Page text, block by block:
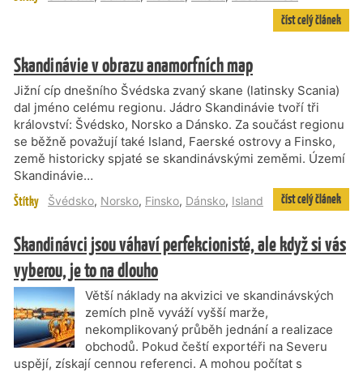
číst celý článek
Skandinávie v obrazu anamorfních map
Jižní cíp dnešního Švédska zvaný skane (latinsky Scania)
dal jméno celému regionu. Jádro Skandinávie tvoří tři
království: Švédsko, Norsko a Dánsko. Za součást regionu
se běžně považují také Island, Faerské ostrovy a Finsko,
země historicky spjaté se skandinávskými zeměmi. Území
Skandinávie…
Štítky Švédsko, Norsko, Finsko, Dánsko, Island číst celý článek
Skandinávci jsou váhaví perfekcionisté, ale když si vás
vyberou, je to na dlouho
Větší náklady na akvizici ve skandinávských
zemích plně vyváží vyšší marže,
nekomplikovaný průběh jednání a realizace
obchodů. Pokud čeští exportéři na Severu
uspějí, získají cennou referenci. A mohou počítat s